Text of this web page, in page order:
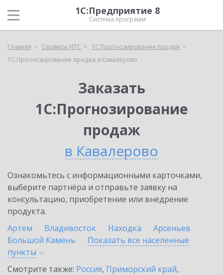
1С:Предприятие 8
Система программ
Главная Сервисы ИТС
1С:Прогнозирование продаж
1С:Прогнозирование продаж в Кавалерово
Заказать
1С:Прогнозирование
продаж
в Кавалерово
Ознакомьтесь с информационными карточками,
выберите партнёра и отправьте заявку на
консультацию, приобретение или внедрение
продукта.
Артем
Владивосток Находка
Арсеньев
Большой Камень
Показать все населенные
пункты
Смотрите также: Россия, Приморский край,